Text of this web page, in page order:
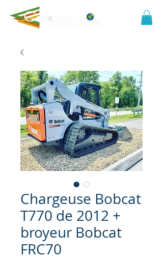
Chargeuse Bobcat
T770 de 2012 +
broyeur Bobcat
FRC70